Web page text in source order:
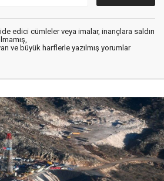
edici cümleler veya imalar, inançlara saldırı
ve büyük harflerle yazılmış yorumlar